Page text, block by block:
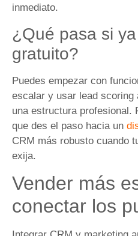
inmediato.
¿Qué pasa si
gratuito?
Puedes empezar con
escalar y usar lead scoring
una estructura profesional.
que des el paso hacia un
CRM más robusto cuando
exija.
Vender más
conectar los